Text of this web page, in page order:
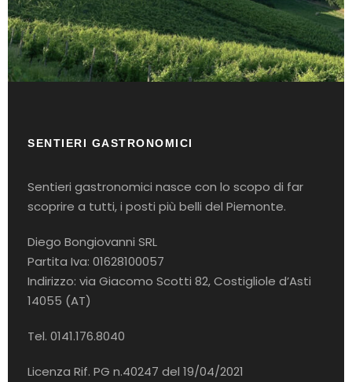
SENTIERI GASTRONOMICI
Sentieri gastronomici nasce con lo scopo di far
scoprire a tutti, i posti più belli del Piemonte.
Diego Bongiovanni SRL
Partita Iva: 01628100057
Indirizzo: via Giacomo Scotti 82, Costigliole d’Asti
14055 (AT)
Tel. 0141.176.8040
Licenza Rif. PG n.40247 del 19/04/2021